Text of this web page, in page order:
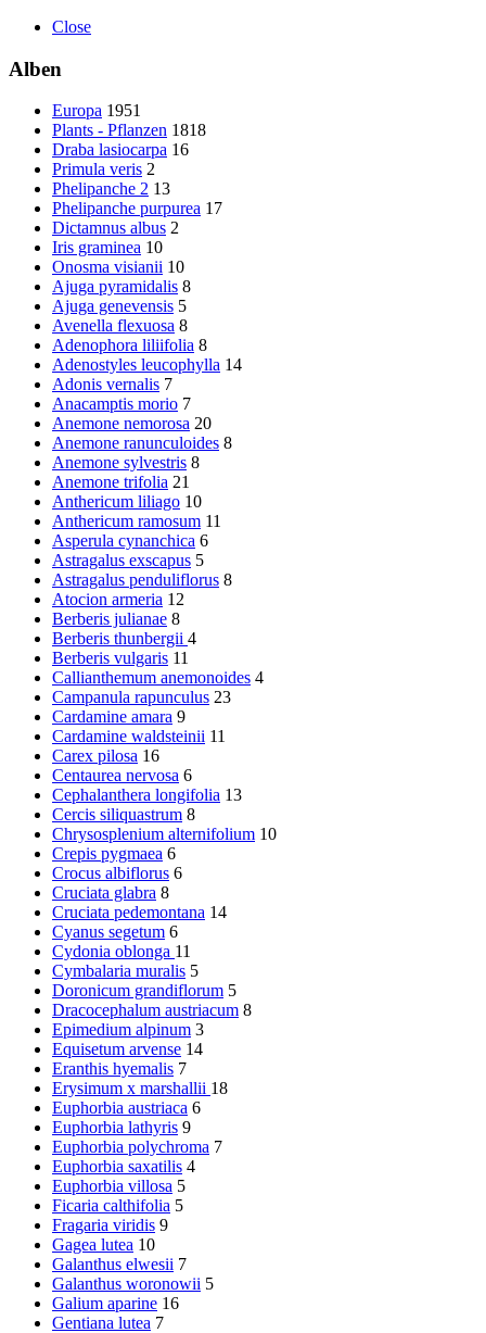
Close
Alben
Europa 1951
Plants - Pflanzen 1818
Draba lasiocarpa 16
Primula veris 2
Phelipanche 2 13
Phelipanche purpurea 17
Dictamnus albus 2
Iris graminea 10
Onosma visianii 10
Ajuga pyramidalis 8
Ajuga genevensis 5
Avenella flexuosa 8
Adenophora liliifolia 8
Adenostyles leucophylla 14
Adonis vernalis 7
Anacamptis morio 7
Anemone nemorosa 20
Anemone ranunculoides 8
Anemone sylvestris 8
Anemone trifolia 21
Anthericum liliago 10
Anthericum ramosum 11
Asperula cynanchica 6
Astragalus exscapus 5
Astragalus penduliflorus 8
Atocion armeria 12
Berberis julianae 8
Berberis thunbergii 4
Berberis vulgaris 11
Callianthemum anemonoides 4
Campanula rapunculus 23
Cardamine amara 9
Cardamine waldsteinii 11
Carex pilosa 16
Centaurea nervosa 6
Cephalanthera longifolia 13
Cercis siliquastrum 8
Chrysosplenium alternifolium 10
Crepis pygmaea 6
Crocus albiflorus 6
Cruciata glabra 8
Cruciata pedemontana 14
Cyanus segetum 6
Cydonia oblonga 11
Cymbalaria muralis 5
Doronicum grandiflorum 5
Dracocephalum austriacum 8
Epimedium alpinum 3
Equisetum arvense 14
Eranthis hyemalis 7
Erysimum x marshallii 18
Euphorbia austriaca 6
Euphorbia lathyris 9
Euphorbia polychroma 7
Euphorbia saxatilis 4
Euphorbia villosa 5
Ficaria calthifolia 5
Fragaria viridis 9
Gagea lutea 10
Galanthus elwesii 7
Galanthus woronowii 5
Galium aparine 16
Gentiana lutea 7